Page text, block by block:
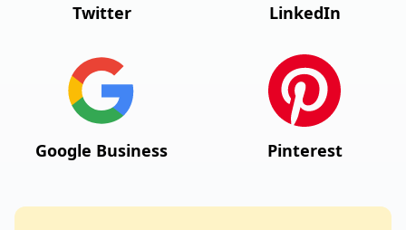
LinkedIn
Twitter
Pinterest
Google Business